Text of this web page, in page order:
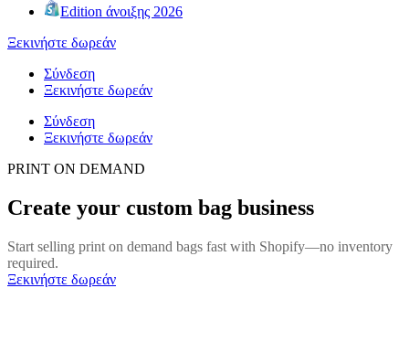
Edition άνοιξης 2026
Ξεκινήστε δωρεάν
Σύνδεση
Ξεκινήστε δωρεάν
Σύνδεση
Ξεκινήστε δωρεάν
PRINT ON DEMAND
Create your custom bag business
Start selling print on demand bags fast with Shopify—no inventory
required.
Ξεκινήστε δωρεάν